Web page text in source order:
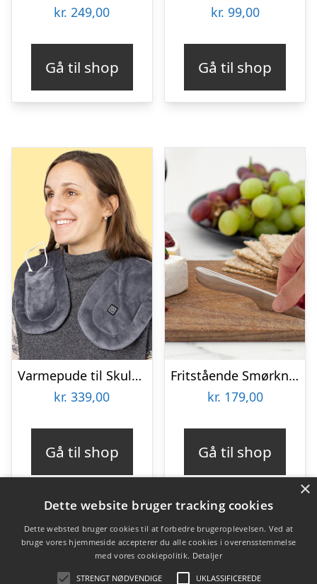
kr. 249,00
Gå til shop
kr. 99,00
Gå til shop
Varmepude til Skuldre og Ryg – Zenkuru
kr. 339,00
Gå til shop
Fritstående Smørkniv – Rustfrit Stål – Bosign
kr. 179,00
Gå til shop
Varekategorier
Produkter
×
Dette website bruger tracking cookies
Dette websted bruger cookies til at forbedre brugeroplevelsen. Ved at
bruge vores hjemmeside accepterer du alle cookies i overensstemmelse
med vores cookiepolitik. Detaljer
STRENGT NØDVENDIGE UKLASSIFICEREDE